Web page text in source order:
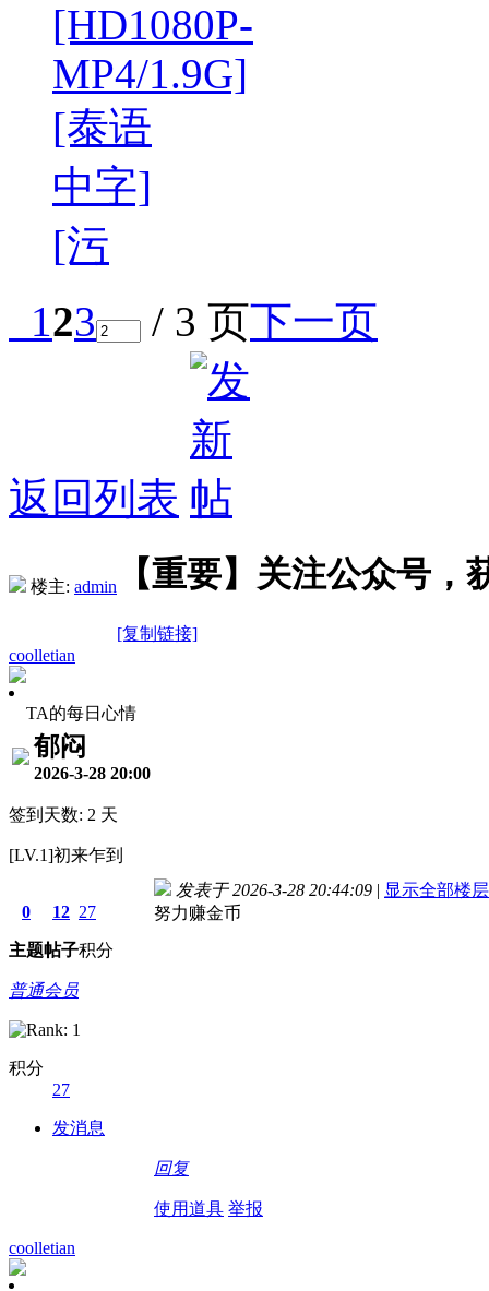
[HD1080P-
MP4/1.9G]
[泰语
中字]
[污
123 / 3 页下一页
返回列表
楼主: admin 【重要】关注公众号
[复制链接]
coolletian
TA的每日心情
郁闷
2026-3-28 20:00
签到天数: 2 天
[LV.1]初来乍到
0
主题
12
帖子
27
积分
普通会员
积分
27
发消息
发表于 2026-3-28 20:44:09 | 显示全部楼层
努力赚金币
回复
使用道具 举报
coolletian